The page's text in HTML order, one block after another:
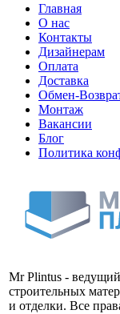
Главная
О нас
Контакты
Дизайнерам
Оплата
Доставка
Обмен-
Монтаж
Вакансии
Блог
Политика
Mr Plintus -
строительных
и отделки. Все